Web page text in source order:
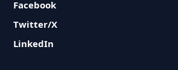
Facebook
Twitter/X
LinkedIn